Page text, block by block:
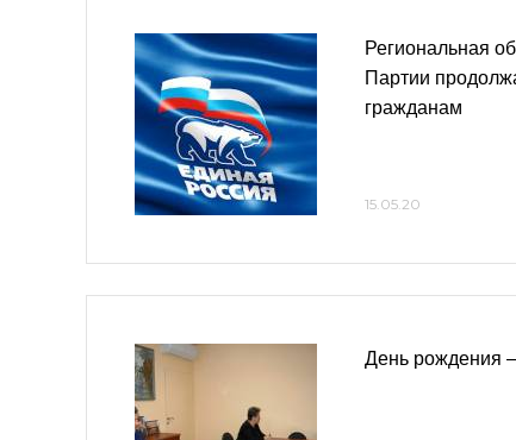
Региональная
Партии
гражданам
15.05.20
День рождения